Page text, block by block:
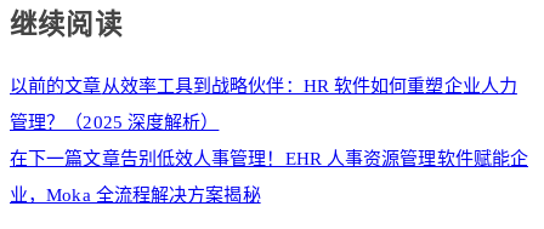
继续阅读
以前的文章从效率工具到战略伙伴：HR 软件如何重塑企业人力
管理？（2025 深度解析）
在下一篇文章告别低效人事管理！EHR 人事资源管理软件赋能企
业，Moka 全流程解决方案揭秘